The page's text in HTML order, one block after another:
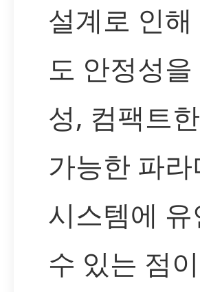
설계로 인
도 안정성
성, 컴팩트
가능한 파
시스템에
수 있는 점